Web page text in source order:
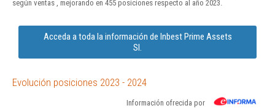
según ventas , mejorando en 455 posiciones respecto al año 2023.
Acceda a toda la información de Inbest Prime Assets
Sl.
Evolución posiciones 2023 - 2024
Información ofrecida por